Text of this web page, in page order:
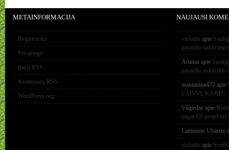
METAINFORMACIJA
Registruotis
Prisijungti
Įrašų RSS
Komentarų RSS
WordPress.org
NAUJAUSI
viršaitis apie
pasaulio sukūrimo
Arūnas apie
pasaulio sukūrimo
mantanina472 apie
LAISVĘ KARTU
Vilgirdas apie
pagal ES projektus?
Laimonas Ubartas
viršaitis apie